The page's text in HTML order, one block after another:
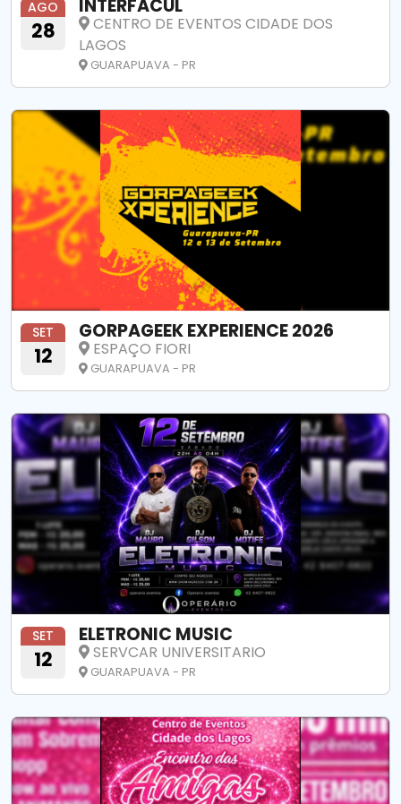
AGO
28
INTERFACUL
CENTRO DE EVENTOS CIDADE DOS
LAGOS
GUARAPUAVA - PR
SET
12
GORPAGEEK EXPERIENCE 2026
ESPAÇO FIORI
GUARAPUAVA - PR
SET
12
ELETRONIC MUSIC
SERVCAR UNIVERSITARIO
GUARAPUAVA - PR